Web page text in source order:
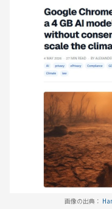
画像の出典：